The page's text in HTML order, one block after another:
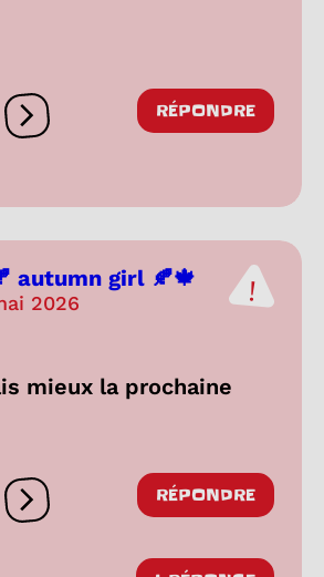
Ouvrir les réactions
RÉPONDRE
autumn girl 🍂🍁
2026
mieux la prochaine
Ouvrir les réactions
RÉPONDRE